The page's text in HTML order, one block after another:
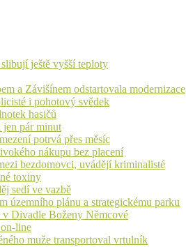
ještě vyšší teploty
a Závišínem odstartovala modernizace
i pohotový svědek
hasičů
jen pár minut
potrvá přes měsíc
nákupu bez placení
bezdomovci, uvádějí kriminalisté
toxiny
sedí ve vazbě
územního plánu a strategickému parku
v Divadle Boženy Němcové
line
muže transportoval vrtulník